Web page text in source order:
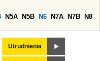
N5A N5B N6 N7A N7B
N8
Utrudnienia